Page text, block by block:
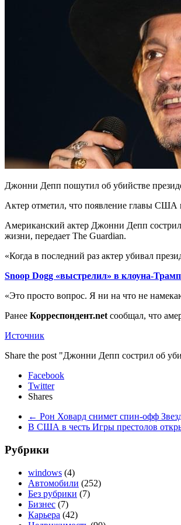
Джонни Депп пошутил об убийстве
Актер отметил, что появление главы США
Американский актер Джонни Депп
жизни, передает The Guardian.
«Когда в последний раз актер убивал
Snoop Dogg «выстрелил» в клоуна-
«Это просто вопрос. Я ни на что не
Ранее Корреспондент.net сообщал, что
Источник
Share the post "Джонни Депп сострил об
Facebook
Twitter
Shares
← Рон Ховард снимет спин-офф
В США в честь Игры престолов
Рубрики
windows (4)
Автомобили (252)
Без рубрики (7)
Бизнес (7)
Карьера (42)